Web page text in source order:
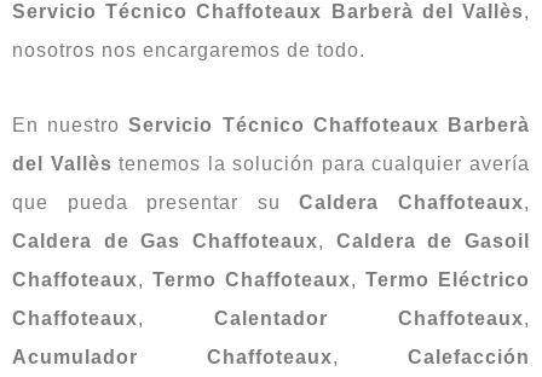
Servicio Técnico Chaffoteaux Barberà del Vallès,
nosotros nos encargaremos de todo.
En nuestroServicio Técnico Chaffoteaux Barberà
del Vallèstenemos la solución para cualquier avería
que pueda presentar suCaldera Chaffoteaux,
Caldera de Gas Chaffoteaux, Caldera de Gasoil
Chaffoteaux, Termo Chaffoteaux, Termo Eléctrico
Chaffoteaux, Calentador Chaffoteaux,
Acumulador Chaffoteaux, Calefacción